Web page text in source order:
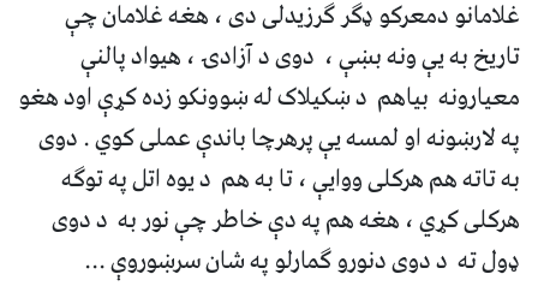
غلامانو دمعرکو ډګر ګرزیدلی دی ، هغه غلامان چې
تاریخ به یې ونه بښې ، دوی د آزادۍ ، هیواد پالنې
معیارونه بیاهم د ښکیلاک له ښوونکو زده کړې اود هغو
په لارښونه او لمسه یې پرهرچا باندې عملی کوي . دوی
به تاته هم هرکلی ووایې ، تا به هم د یوه اتل په توګه
هرکلی کړي ، هغه هم په دې خاطر چې نور به د دوی
ډول ته د دوی دنورو ګمارلو په شان سرښوروې ...